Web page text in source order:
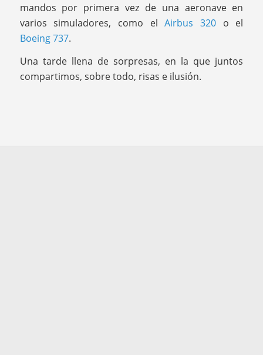
mandos por primera vez de una aeronave en
varios simuladores, como elAirbus 320 o el
Boeing 737.
Una tarde llena de sorpresas, en la que juntos
compartimos, sobre todo, risas e ilusión.